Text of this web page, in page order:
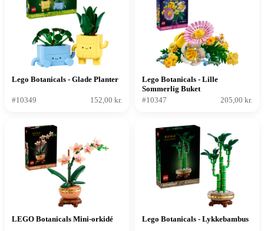
Lego Botanicals - Glade Planter
#10349 152,00 kr.
Lego Botanicals - Lille
Sommerlig Buket
#10347
205,00 kr.
LEGO Botanicals Mini-orkidé Lego Botanicals - Lykkebambus